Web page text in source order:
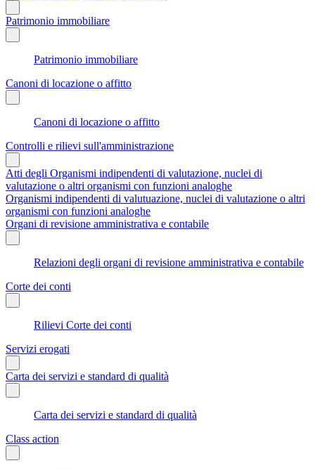
Patrimonio immobiliare
Patrimonio immobiliare
Canoni di locazione o affitto
Canoni di locazione o affitto
Controlli e rilievi sull'amministrazione
Atti degli Organismi indipendenti di valutazione, nuclei di
valutazione o altri organismi con funzioni analoghe
Organismi indipendenti di valutuazione, nuclei di valutazione o altri
organismi con funzioni analoghe
Organi di revisione amministrativa e contabile
Relazioni degli organi di revisione amministrativa e contabile
Corte dei conti
Rilievi Corte dei conti
Servizi erogati
Carta dei servizi e standard di qualità
Carta dei servizi e standard di qualità
Class action